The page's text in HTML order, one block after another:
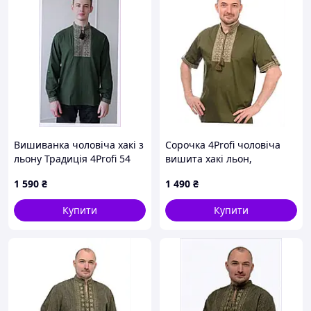
Вишиванка чоловіча хакі з
льону Традиція 4Profi 54
1 590 ₴
Купити
Сорочка 4Profi чоловіча
вишита хакі льон,
1 490 ₴
Купити